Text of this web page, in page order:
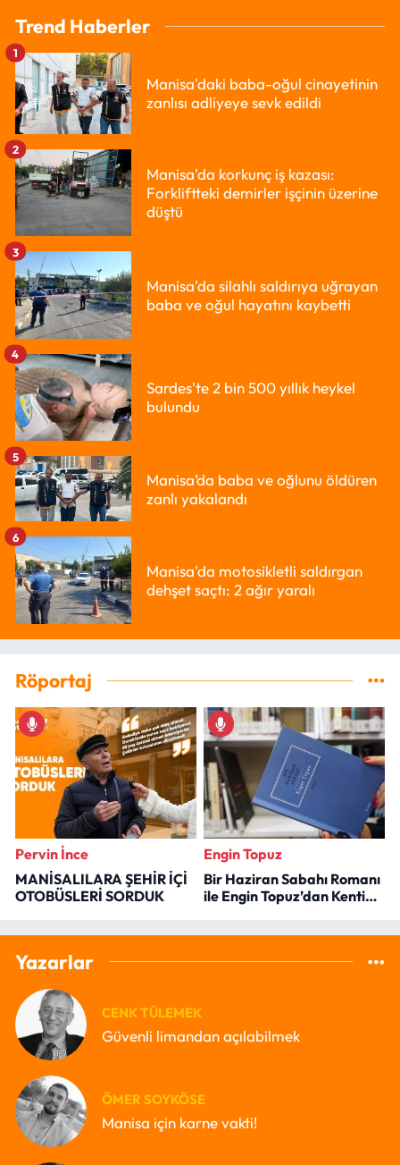
Trend Haberler
Manisa'daki baba-oğul cinayetinin
zanlısı adliyeye sevk edildi
1
Manisa'da korkunç iş kazası:
Forkliftteki demirler işçinin üzerine
düştü
2
Manisa'da silahlı saldırıya uğrayan
baba ve oğul hayatını kaybetti
3
Sardes'te 2 bin 500 yıllık heykel
bulundu
4
Manisa’da baba ve oğlunu öldüren
zanlı yakalandı
5
Manisa'da motosikletli saldırgan
dehşet saçtı: 2 ağır yaralı
6
Röportaj
Pervin İnce
MANİSALILARA ŞEHİR İÇİ
OTOBÜSLERİ SORDUK
Engin Topuz
Bir Haziran Sabahı Romanı
ile Engin Topuz’dan Kenti
Yazarlar
CENK TÜLEMEK
Güvenli limandan açılabilmek
ÖMER SOYKÖSE
Manisa için karne vakti!